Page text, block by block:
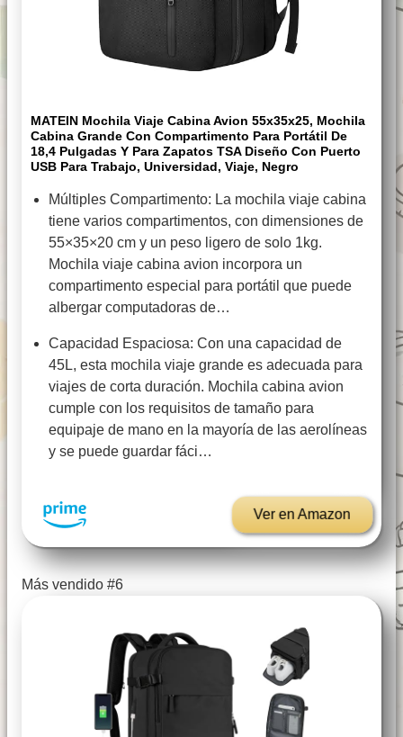
MATEIN Mochila Viaje Cabina Avion 55x35x25, Mochila
Cabina Grande Con Compartimento Para Portátil De
18,4 Pulgadas Y Para Zapatos TSA Diseño Con Puerto
USB Para Trabajo, Universidad, Viaje, Negro
Múltiples Compartimento: La mochila viaje cabina
tiene varios compartimentos, con dimensiones de
55×35×20 cm y un peso ligero de solo 1kg.
Mochila viaje cabina avion incorpora un
compartimento especial para portátil que puede
albergar computadoras de…
Capacidad Espaciosa: Con una capacidad de
45L, esta mochila viaje grande es adecuada para
viajes de corta duración. Mochila cabina avion
cumple con los requisitos de tamaño para
equipaje de mano en la mayoría de las aerolíneas
y se puede guardar fáci…
Ver en Amazon
Más vendido #6